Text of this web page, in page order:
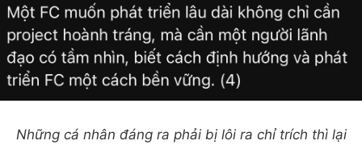
Những cá nhân đáng ra phải bị lôi ra chỉ trích thì lại